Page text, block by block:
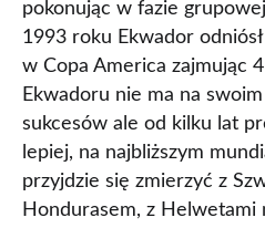
pokonując w fazie
1993 roku Ekwador
w Copa America zajmując
Ekwadoru nie ma na
sukcesów ale od kilku lat
lepiej, na najbliższym
przyjdzie się zmierzyć z
Hondurasem, z Helwetami